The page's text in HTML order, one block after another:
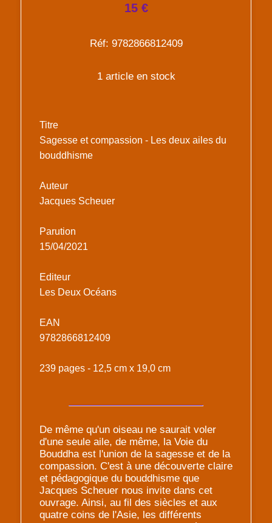
15 €
Réf: 9782866812409
1 article en stock
Titre
Sagesse et compassion - Les deux ailes du
bouddhisme
Auteur
Jacques Scheuer
Parution
15/04/2021
Editeur
Les Deux Océans
EAN
9782866812409
239 pages - 12,5 cm x 19,0 cm
De même qu'un oiseau ne saurait voler
d'une seule aile, de même, la Voie du
Bouddha est l'union de la sagesse et de la
compassion. C'est à une découverte claire
et pédagogique du bouddhisme que
Jacques Scheuer nous invite dans cet
ouvrage. Ainsi, au fil des siècles et aux
quatre coins de l'Asie, les différents